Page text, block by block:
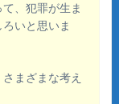
、犯罪が生ま
いと思いま
まざまな考え